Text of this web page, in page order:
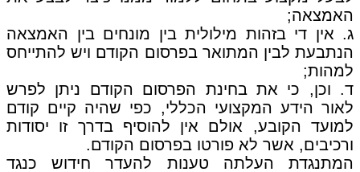
האמצאה;
ג. אין די בזהות מילולית בין מונחים בין האמצאה
הנתבעת לבין המתואר בפרסום הקודם ויש להתייחס
למהות;
ד. וכן, כי את בחינת הפרסום הקודם ניתן לפרש
לאור הידע המקצועי הכללי, כפי שהיה קיים קודם
למועד הקובע, אולם אין להוסיף בדרך זו יסודות
ורכיבים, אשר לא פורטו בפרסום הקודם.
המתנגדת העלתה טענות להעדר חידוש כנגד